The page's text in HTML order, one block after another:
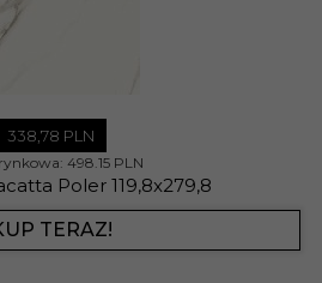
338, 78 PLN
498.15 PLN
Poler 119,8x279,8
TERAZ!